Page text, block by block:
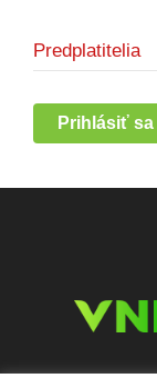
Predplatitelia
Prihlásiť sa